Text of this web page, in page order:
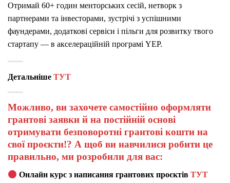
Отримай 60+ годин менторських сесій, нетворк з
партнерами та інвесторами, зустрічі з успішними
фаундерами, додаткові сервіси і пільги для розвитку твого
стартапу — в акселераційній програмі YEP.
Детальніше ТУТ
Можливо, ви захочете самостійно оформляти
грантові заявки й на постійній основі
отримувати безповоротні грантові кошти на
свої проєкти!? А щоб ви навчилися робити це
правильно, ми розробили для вас:
Онлайн курс з написання грантових проєктівТУТ